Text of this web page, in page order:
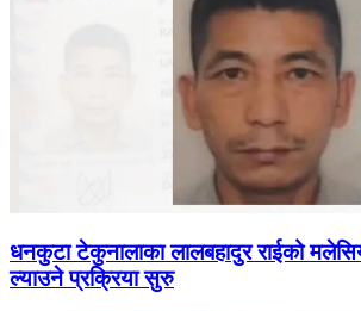
धनकुटा टेकुनालाका लालबहादुर राईको
ल्याउने प्रक्रिया सुरु